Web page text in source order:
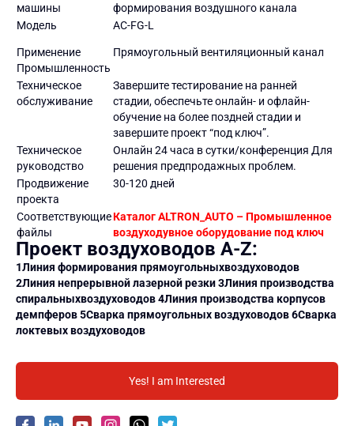
машины
формирования воздушного канала
Модель
AC-FG-L
Применение
Промышленность
Прямоугольный вентиляционный канал
Техническое
обслуживание
Завершите тестирование на ранней
стадии, обеспечьте онлайн- и офлайн-
обучение на более поздней стадии и
завершите проект “под ключ”.
Техническое
руководство
Онлайн 24 часа в сутки/конференция Для
решения предпродажных проблем.
Продвижение
проекта
30-120 дней
Соответствующие
файлы
Каталог ALTRON_AUTO – Промышленное
воздуходувное оборудование под ключ
Проект воздуховодов A-Z:
1Линия формирования прямоугольныхвоздуховодов
2Линия непрерывной лазерной резки3Линия производства
спиральныхвоздуховодов4Линия производства корпусов
демпферов5Сварка прямоугольных воздуховодов6Сварка
локтевых воздуховодов
Yes! I am Interested